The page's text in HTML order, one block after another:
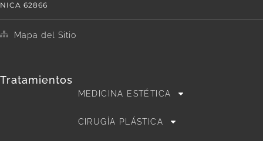
NICA 62866
Mapa del Sitio
Tratamientos
MEDICINA ESTÉTICA
CIRUGÍA PLÁSTICA